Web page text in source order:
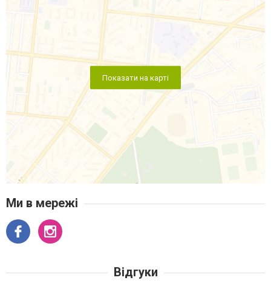
Показати на карті
Ми в мережі
Відгуки